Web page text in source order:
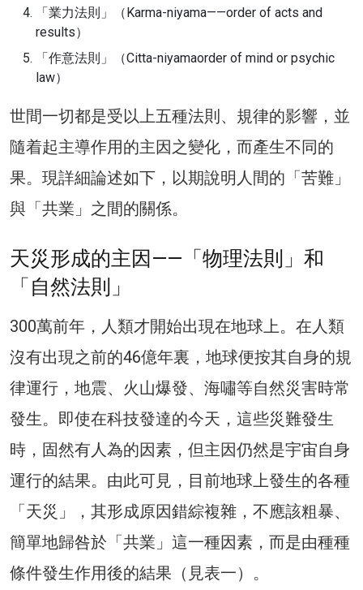
「業力法則」（Karma-niyama——order of acts and
results）
「作意法則」（Citta-niyamaorder of mind or psychic
law）
世間一切都是受以上五種法則、規律的影響，並
隨着起主導作用的主因之變化，而產生不同的
果。現詳細論述如下，以期說明人間的「苦難」
與「共業」之間的關係。
天災形成的主因——「物理法則」和
「自然法則」
300萬前年，人類才開始出現在地球上。在人類
沒有出現之前的46億年裏，地球便按其自身的規
律運行，地震、火山爆發、海嘯等自然災害時常
發生。即使在科技發達的今天，這些災難發生
時，固然有人為的因素，但主因仍然是宇宙自身
運行的結果。由此可見，目前地球上發生的各種
「天災」，其形成原因錯綜複雜，不應該粗暴、
簡單地歸咎於「共業」這一種因素，而是由種種
條件發生作用後的結果（見表一）。